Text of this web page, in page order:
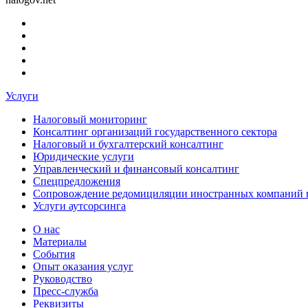
Услуги
Налоговый мониторинг
Консалтинг организаций государственного сектора
Налоговый и бухгалтерский консалтинг
Юридические услуги
Управленческий и финансовый консалтинг
Спецпредложения
Сопровождение редомициляции иностранных
Услуги аутсорсинга
О нас
Материалы
События
Опыт оказания услуг
Руководство
Пресс-служба
Реквизиты